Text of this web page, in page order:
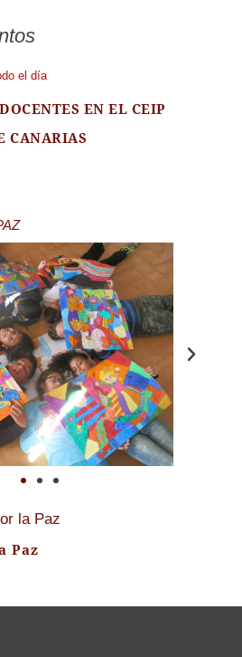
el día
EN EL CEIP
CANARIAS
la Paz
Paz